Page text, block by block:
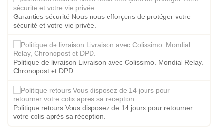
Garanties sécurité Nous nous efforçons de protéger votre
sécurité et votre vie privée.
Politique de livraison Livraison avec Colissimo, Mondial Relay,
Chronopost et DPD.
Politique retours Vous disposez de 14 jours pour retourner
votre colis après sa réception.